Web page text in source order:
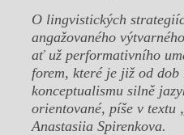
O lingvistických
angažovaného
ať už performativního
forem, které je již od dob
konceptualismu silně
orientované, píše v textu
Anastasiia Spirenkova.